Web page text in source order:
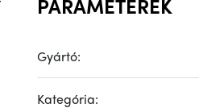
Gyártó:
Kategória: